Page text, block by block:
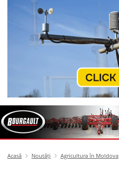
Acasă Noutăți Agricultura în Moldova